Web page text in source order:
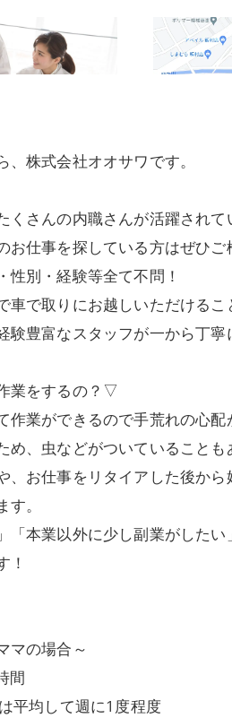
株式会社オオサワです。
さんの内職さんが活躍されて
仕事を探している方はぜひご
性別・経験等全て不問！
で取りにお越しいただけるこ
豊富なスタッフが一から丁寧
業をするの？▽
業ができるので手荒れの心配
め、虫などがついていることも
、お仕事をリタイアした後か
。
「本業以外に少し副業がした
！
マの場合～
間
均して週に1度程度